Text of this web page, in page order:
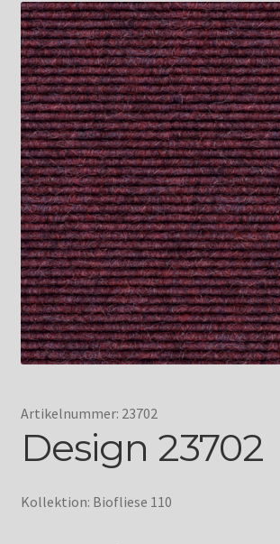
Artikelnummer: 23702
Design 23702
Kollektion: Biofliese 110